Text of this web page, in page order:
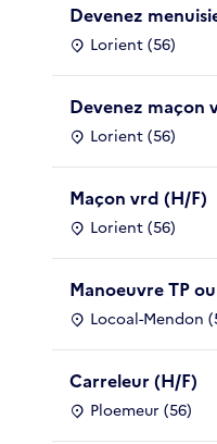
Devenez
Lorient (56)
Devenez maçon
Lorient (56)
Maçon vrd (H/F)
Lorient (56)
Manoeuvre TP
Locoal-Mendon
Carreleur (H/F)
Ploemeur (56)